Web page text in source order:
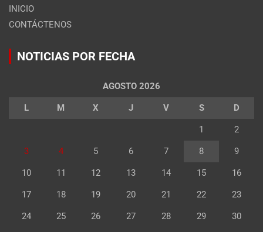
INICIO
CONTÁCTENOS
NOTICIAS POR FECHA
AGOSTO 2026
L M X J V S D
1 2
3 4 5 6 7 8 9
10 11 12 13 14 15 16
17 18 19 20 21 22 23
24 25 26 27 28 29 30